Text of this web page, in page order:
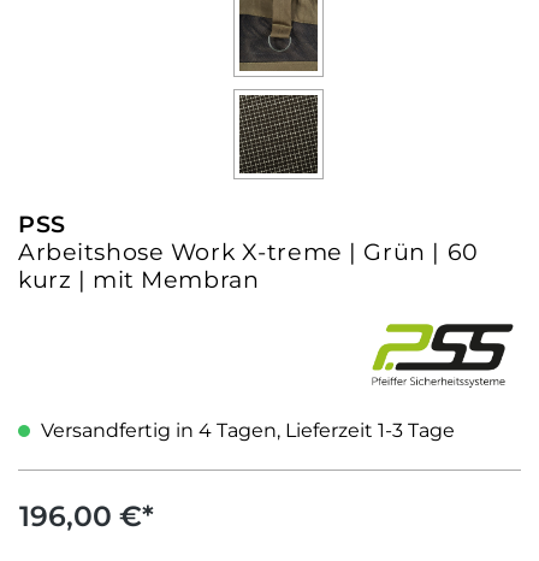
PSS
Arbeitshose Work X-treme | Grün | 60
kurz | mit Membran
196,00 €*
Versandfertig in 4 Tagen, Lieferzeit 1-3 Tage